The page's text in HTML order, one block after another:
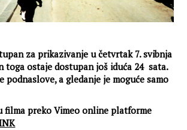
za prikazivanje u četvrtak 7. svibnja
toga ostaje dostupan još iduća 24 sata.
podnaslove, a gledanje je moguće samo
filma preko Vimeo online platforme